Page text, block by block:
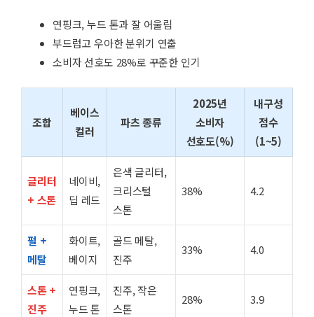
연핑크, 누드 톤과 잘 어울림
부드럽고 우아한 분위기 연출
소비자 선호도 28%로 꾸준한 인기
조합
베이스
컬러
파츠 종류
2025년
소비자
선호도(%)
내구성
점수
(1~5)
글리터
+ 스톤
네이비,
딥 레드
은색 글리터,
크리스털
스톤
38% 4.2
펄 +
메탈
화이트,
베이지
골드 메탈,
진주
33% 4.0
스톤 +
진주
연핑크,
누드 톤
진주, 작은
스톤
28% 3.9